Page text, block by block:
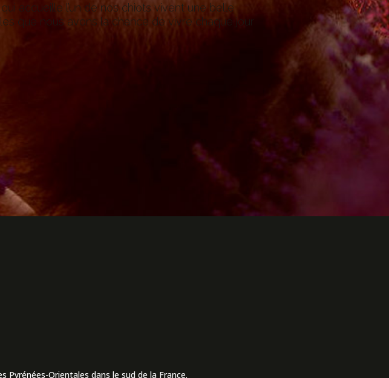
accueille l’un de nos chiots vivent une belle
que nous avons la chance de vivre chaque jour
Orientales dans le sud de la France.